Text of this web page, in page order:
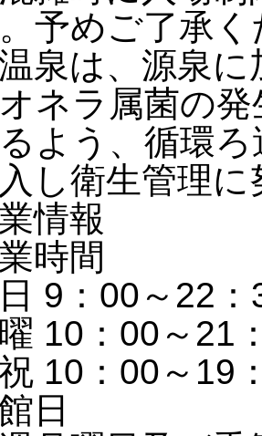
予めご了承く
泉は、源泉に
ネラ属菌の
よう、循環
し衛生管理
情報
時間
9：00～22：
10：00～21
10：00～19
日